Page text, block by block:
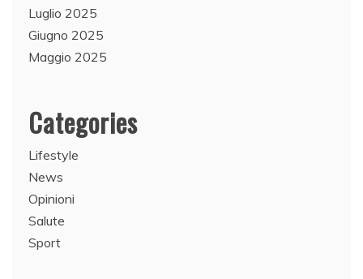
Luglio 2025
Giugno 2025
Maggio 2025
Categories
Lifestyle
News
Opinioni
Salute
Sport